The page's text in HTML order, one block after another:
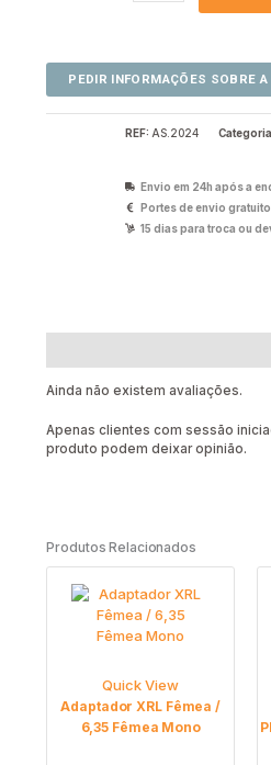
REF: AS.2024
Envio em 24h após a
Portes de envio
15 dias para troca ou
Ainda não existem avaliações.
Apenas clientes com sessão
produto podem deixar opinião.
Produtos Relacionados
Quick View
Adaptador XRL Fêmea /
6,35 Fêmea Mono